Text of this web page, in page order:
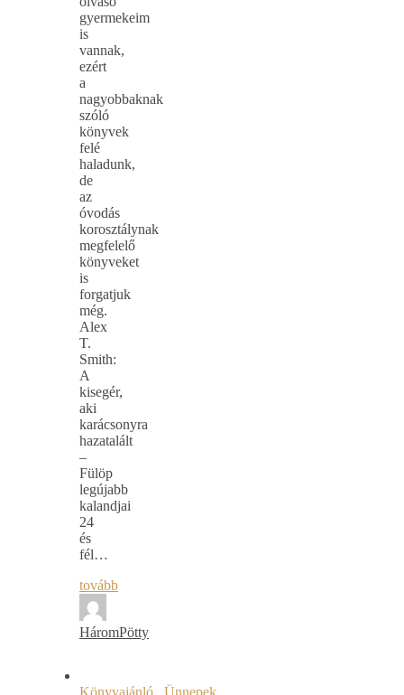
gyermekeim
is
vannak,
ezért
a
nagyobbaknak
szóló
könyvek
felé
haladunk,
de
az
óvodás
korosztálynak
megfelelő
könyveket
is
forgatjuk
még.
Alex
T.
Smith:
A
kisegér,
aki
karácsonyra
hazatalált
–
Fülöp
legújabb
kalandjai
24
és
fél…
tovább
HáromPötty